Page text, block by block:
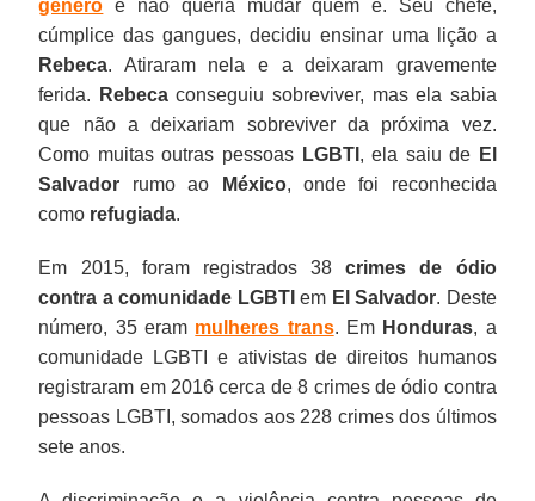
gênero e não queria mudar quem é. Seu chefe,
cúmplice das gangues, decidiu ensinar uma lição a
Rebeca. Atiraram nela e a deixaram gravemente
ferida.
Rebecaconseguiu sobreviver, mas ela sabia
que não a deixariam sobreviver da próxima vez.
Como muitas outras pessoas LGBTI , ela saiu de El
Salvador rumo ao México, onde foi reconhecida
como refugiada.
Em 2015, foram registrados 38 crimes de ódio
contra a comunidade LGBTI em El Salvador. Deste
número, 35 eram mulheres trans. Em Honduras, a
comunidade LGBTI e ativistas de direitos humanos
registraram em 2016 cerca de 8 crimes de ódio contra
pessoas LGBTI, somados aos 228 crimes dos últimos
sete anos.